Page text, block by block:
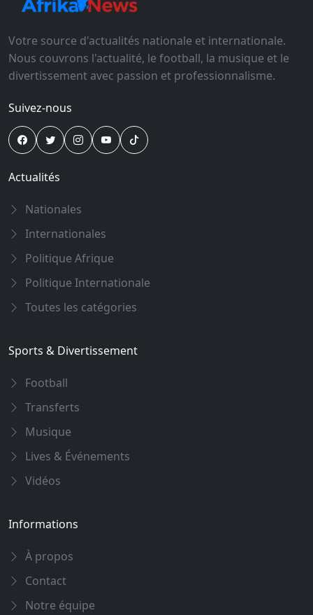
Votre source d'actualités nationale et internationale.
Nous couvrons l'actualité, le football, la musique et le
divertissement avec passion et professionnalisme.
Suivez-nous
Actualités
Nationales
Internationales
Politique Afrique
Politique Internationale
Toutes les catégories
Sports & Divertissement
Football
Transferts
Musique
Lives & Événements
Vidéos
Informations
À propos
Contact
Notre équipe